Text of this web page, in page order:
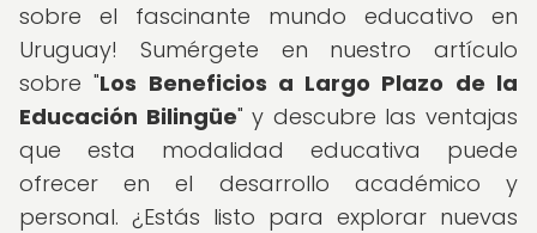
sobre el fascinante mundo educativo en
Uruguay! Sumérgete en nuestro artículo
sobre "Los Beneficios a Largo Plazo de la
Educación Bilingüe" y descubre las ventajas
que esta modalidad educativa puede
ofrecer en el desarrollo académico y
personal. ¿Estás listo para explorar nuevas